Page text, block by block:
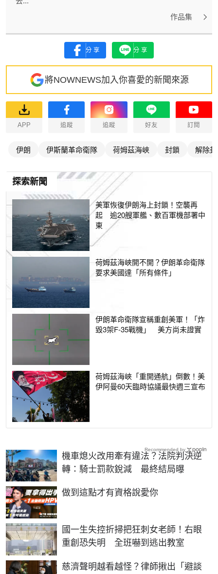
作品集
分享 分享
將NOWNEWS加入你喜愛的新聞來源
APP 追蹤 追蹤 好友 訂閱
伊朗 伊斯蘭革命衛隊 荷姆茲海峽 封鎖 解除
探索新聞
美軍恢復伊朗海上封鎖！空襲再
起 逾20艘軍艦、數百軍機部署中
東
荷姆茲海峽開不開？伊朗革命衛隊
要求美國達「所有條件」
伊朗革命衛隊宣稱重創美軍！「炸
毀3架F-35戰機」 美方尚未證實
荷姆茲海峽「重開通航」倒數！美
伊阿曼60天臨時協議最快週三宣布
機車熄火改用牽有違法？法院判決逆
轉：騎士罰款銳減 最終結局曝
做到這點才有資格說愛你
PR
國一生失控折掃把狂刺女老師！右眼
重創恐失明 全班嚇到逃出教室
慈濟聲明越看越怪？律師揪出「避談
Recommended by